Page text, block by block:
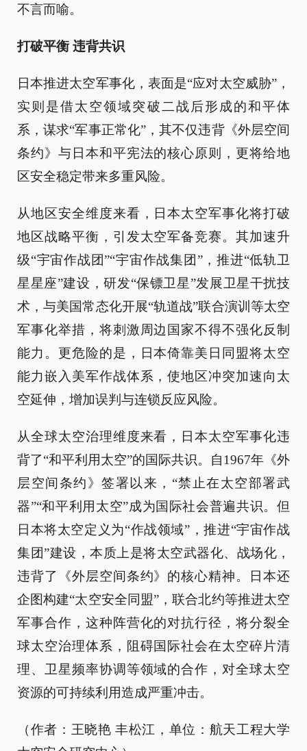
不言而喻。
打破平衡 违背共识
日本推进太空军事化，表面是“应对太空威胁”，
实则是借太空领域突破二战后形成的和平体
系，谋求“军事正常化”，其不仅违背《外层空间
条约》与日本和平宪法的核心原则，更将给地
区安全稳定带来多重风险。
从地区安全维度来看，日本太空军事化将打破
地区战略平衡，引发太空军备竞赛。其加速升
级“宇宙作战团”“宇宙作战集团”，推进“低轨卫
星星座”建设，研发“保镖卫星”发展卫星干扰技
术，与美国常态化开展“轨道战”联合演训等太空
军事化举措，将刺激周边国家不得不强化反制
能力。更危险的是，日本倚靠美日同盟将太空
能力嵌入美军作战体系，使地区冲突加速向太
空延伸，增加误判与连锁反应风险。
从全球太空治理维度来看，日本太空军事化违
背了“和平利用太空”的国际共识。自1967年《外
层空间条约》签署以来，“禁止在太空部署武
器”“和平利用太空”成为国际社会普遍共识。但
日本将太空定义为“作战领域”，推进“宇宙作战
集团”建设，本质上是将太空武器化、战场化，
违背了《外层空间条约》的核心精神。日本还
企图构建“太空安全同盟”，联合北约等推进太空
军事合作，这种阵营化的对抗行径，将分裂全
球太空治理体系，阻碍国际社会在太空碎片清
理、卫星频率协调等领域的合作，对全球太空
资源的可持续利用造成严重冲击。
（作者：王晓艳 丰松江，单位：航天工程大学